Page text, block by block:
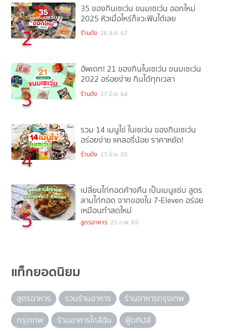
2
35 ของกินเซเว่น ขนมเซเว่น ออกใหม่
2025 หิวเมื่อไหร่ก็แวะฟินได้เลย
ร้านดัง 26 ส.ค. 67
3
อัพเดท! 21 ของกินในเซเว่น ขนมเซเว่น
2022 อร่อยง่าย กินได้ทุกเวลา
ร้านดัง 17 มิ.ย. 64
4
รวม 14 เมนูไข่ ในเซเว่น ของกินเซเว่น
อร่อยง่าย แคลอรี่น้อย ราคาหยัด!
ร้านดัง 13 มิ.ย. 65
5
เปลี่ยนไก่ทอดค้างคืน เป็นเมนูแซ่บ สูตร
ลาบไก่ทอด จากของใน 7-Eleven อร่อย
เหมือนทำสดใหม่
สูตรอาหาร 25 ก.พ. 69
แท็กยอดนิยม
สูตรอาหาร รวมร้านอาหาร
ร้านอาหารกรุงเทพ
กรุงเทพ
ร้านอาหารใกล้ฉัน
ฟู้ดทิปส์